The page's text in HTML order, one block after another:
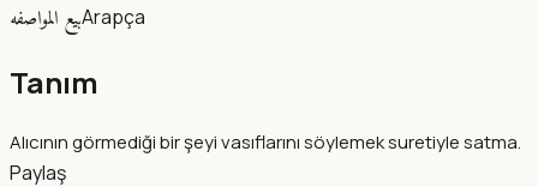
بيع المواصفهArapça
Tanım
Alıcının görmediği bir şeyi vasıflarını söylemek suretiyle satma.
Paylaş